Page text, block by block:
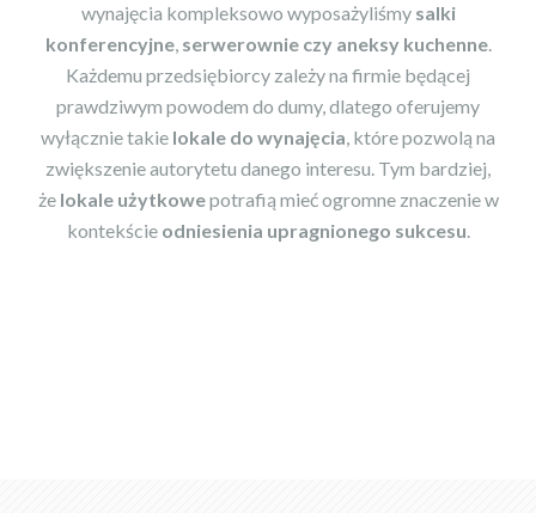
wynajęcia kompleksowo wyposażyliśmy salki
konferencyjne, serwerownie czy aneksy kuchenne.
Każdemu przedsiębiorcy zależy na firmie będącej
prawdziwym powodem do dumy, dlatego oferujemy
wyłącznie takie lokale do wynajęcia, które pozwolą na
zwiększenie autorytetu danego interesu. Tym bardziej,
żelokale użytkowepotrafią mieć ogromne znaczenie w
kontekście odniesienia upragnionego sukcesu.